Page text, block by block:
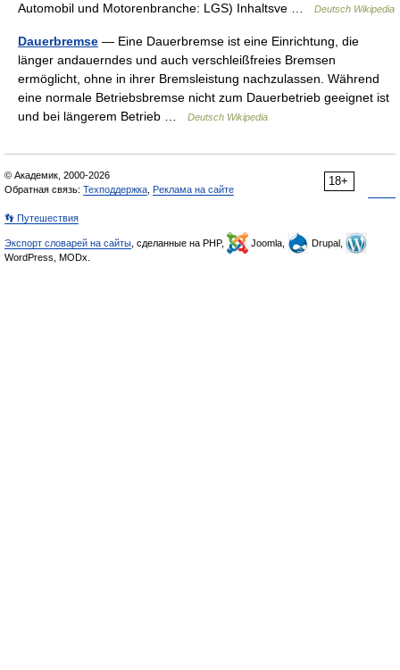
Automobil und Motorenbranche: LGS) Inhaltsve …
Deutsch Wikipedia
Dauerbremse — Eine Dauerbremse ist eine Einrichtung, die
länger andauerndes und auch verschleißfreies Bremsen
ermöglicht, ohne in ihrer Bremsleistung nachzulassen. Während
eine normale Betriebsbremse nicht zum Dauerbetrieb geeignet ist
und bei längerem Betrieb …
Deutsch Wikipedia
18+
© Академик, 2000-2026
Обратная связь: Техподдержка Реклама на сайте
👣 Путешествия
Экспорт словарей на сайты , сделанные на PHP, Joomla,
Drupal,
WordPress, MODx.